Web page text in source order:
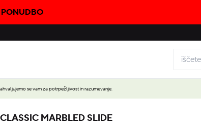
se vam za potrpežljivost in razumevanje.
MARBLED SLIDE